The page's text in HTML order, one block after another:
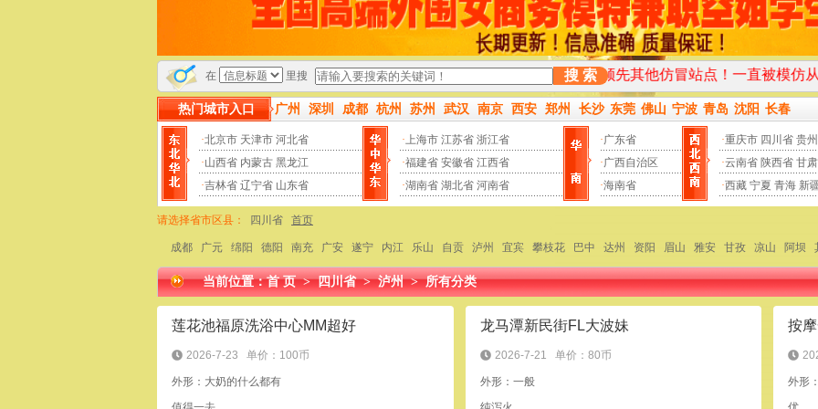
在 里搜 搜 索
本站为小姐威客官网，帖子数量用户数量更新频率均遥遥领先其他仿冒站点！一直被模仿从未被超越！先
热门城市入口 广州 深圳 成都 杭州 苏州 武汉 南京 西安 郑州 长沙 东莞 佛山 宁波 青岛 沈阳 长春
·北京市 天津市 河北省
·山西省 内蒙古 黑龙江
·吉林省 辽宁省 山东省
·上海市 江苏省 浙江省
·福建省 安徽省 江西省
·湖南省 湖北省 河南省
·广东省
·广西自治区
·海南省
·重庆市 四川省 贵
·云南省 陕西省 甘
·西藏 宁夏 青海 新
请选择省市区县： 四川省 首页
成都 广元 绵阳 德阳 南充 广安 遂宁 内江 乐山 自贡 泸州 宜宾 攀枝花 巴中 达州 资阳 眉山 雅安 甘孜 凉山 阿坝
当前位置：首 页>四川省>泸州>所有分类
莲花池福原洗浴中心MM超好
2026-7-23 单价：100币
外形：大奶的什么都有
龙马潭新民街FL大波妹
2026-7-21 单价：80币
外形：一般
按
外形